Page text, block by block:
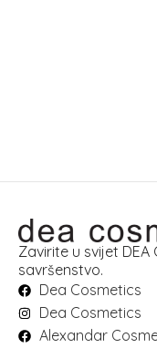
Zavirite u svijet
savršenstvo.
Dea Cosmetics
Dea Cosmetics
Alexandar